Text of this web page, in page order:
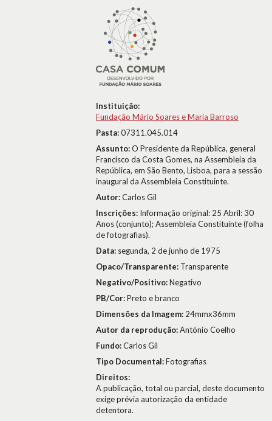
Instituição:
Fundação Mário Soares e Maria Barroso
Pasta:07311.045.014
Assunto:O Presidente da República, general
Francisco da Costa Gomes, na Assembleia da
República, em São Bento, Lisboa, para a sessão
inaugural da Assembleia Constituinte.
Autor:Carlos Gil
Inscrições: Informação original: 25 Abril: 30
Anos (conjunto); Assembleia Constituinte (folha
de fotografias).
Data: segunda, 2 de junho de 1975
Opaco/Transparente: Transparente
Negativo/Positivo:Negativo
PB/Cor:Preto e branco
Dimensões da Imagem: 24mmx36mm
Autor da reprodução:António Coelho
Fundo:Carlos Gil
Tipo Documental:Fotografias
Direitos:
A publicação, total ou parcial, deste documento
exige prévia autorização da entidade
detentora.